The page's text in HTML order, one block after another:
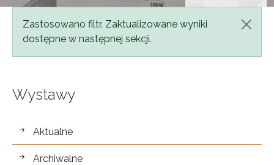
Komunikat
Zastosowano filtr. Zaktualizowane wyniki
dostępne w następnej sekcji.
Wystawy
wystawy
Aktualne
Archiwalne